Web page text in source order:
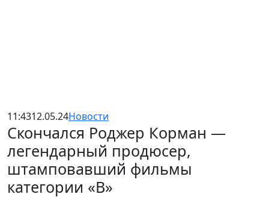
11:4312.05.24Новости
Скончался Роджер Корман —
легендарный продюсер,
штамповавший фильмы
категории «B»